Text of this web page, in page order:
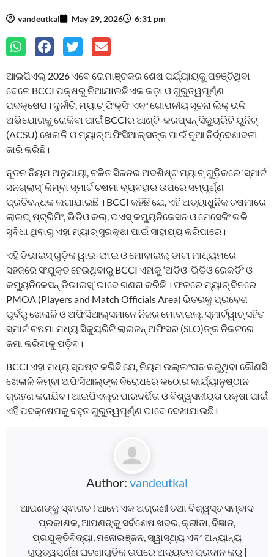
vandeutkal May 29, 2026 6:31 pm
ଆଇପିଏଲ୍ 2026 ଏବେ ରୋମାଞ୍ଚକର ଶେଷ ପର୍ଯ୍ୟାୟକୁ ପହଞ୍ଚିଥିବା
ବେଳେ BCCI ପକ୍ଷରୁ ନିଆଯାଇଛି ଏକ କଡ଼ା ଓ ଗୁରୁତ୍ୱପୂର୍ଣ୍ଣ
ପଦକ୍ଷେପ। ଦୁର୍ନୀତି, ମ୍ୟାଚ୍ ଫିକ୍ସିଂ ଏବଂ ଗୋପନୀୟ ସୂଚନା ଲିକ୍ ଭଳି
ଅଭିଯୋଗକୁ ରୋକିବା ପାଇଁ BCCIର ଆଣ୍ଟି-କରପ୍ସନ୍ ସିକ୍ୟୁରିଟି ୟୁନିଟ୍
(ACSU) ଖେଳାଳି ଓ ମ୍ୟାଚ୍ ଅଫିସିଆଲ୍ସଙ୍କ ପାଇଁ ନୂଆ ନିର୍ଦ୍ଦେଶାବଳୀ
ଜାରି କରିଛି।
ନୂତନ ନିୟମ ଅନୁଯାୟୀ, ଚଳିତ ସିଜନର ଅବଶିଷ୍ଟ ମ୍ୟାଚ୍‌ ଗୁଡ଼ିକରେ ‘ସ୍ମାର୍ଟ
ସନଗ୍ଲାସ୍’ କିମ୍ବା ସ୍ମାର୍ଟ ଚଷମା ବ୍ୟବହାର ଉପରେ ସମ୍ପୂର୍ଣ୍ଣ
ପ୍ରତିବନ୍ଧକ ଲଗାଯାଇଛି । BCCI କହିଛି ଯେ, ଏହି ଅତ୍ୟାଧୁନିକ ଚଷମାରେ
ଲାଇଭ୍ ଷ୍ଟ୍ରିମିଂ, ଭିଡିଓ କଲ୍, ଭଏସ୍ କମ୍ୟୁନିକେସନ ଓ ମେସେଜିଂ ଭଳି
ସୁବିଧା ଥିବାରୁ ଏହା ମ୍ୟାଚ୍ ସୁରକ୍ଷା ପାଇଁ ସାହାଯ୍ୟ କରିପାରେ।
ଏହି ଡିଭାଇସ୍‌ ଗୁଡ଼ିକ ୱାଇ-ଫାଇ ଓ ମୋବାଇଲ୍ ଡାଟା ମାଧ୍ୟମରେ
ସହଜରେ ସଂଯୁକ୍ତ ହେଉଥିବାରୁ BCCI ଏହାକୁ ‘ଅଡିଓ-ଭିଡିଓ ରେକର୍ଡିଂ ଓ
କମ୍ୟୁନିକେସନ୍ ଡିଭାଇସ୍’ ଭାବେ ଗଣନା କରିଛି । ଫଳରେ ମ୍ୟାଚ୍ ଦିନରେ
PMOA (Players and Match Officials Area) ଭିତରକୁ ପ୍ରବେଶ
ପୂର୍ବରୁ ଖେଳାଳି ଓ ଅଫିସିଆଲ୍ସମାନେ ନିଜର ମୋବାଇଲ୍, ସ୍ମାର୍ଟୱାଚ୍ ସହିତ
ସ୍ମାର୍ଟ ଚଷମା ମଧ୍ୟ ସିକ୍ୟୁରିଟି ଲାଇଜନ୍ ଅଫିସର (SLO)ଙ୍କ ନିକଟରେ
ଜମା କରିବାକୁ ପଡ଼ିବ।
BCCI ଏହା ମଧ୍ୟ ସ୍ପଷ୍ଟ କରିଛି ଯେ, ନିୟମ ଉଲ୍ଲଂଘନ କରୁଥିବା କୌଣସି
ଖେଳାଳି କିମ୍ବା ଅଫିସିଆଲ୍‌ଙ୍କ ବିରୋଧରେ କଠୋର କାର୍ଯ୍ୟାନୁଷ୍ଠାନ
ଗ୍ରହଣ କରାଯିବ। ଆଇପିଏଲ୍‌ର ପାରଦର୍ଶିତା ଓ ବିଶ୍ୱସନୀୟତା ରକ୍ଷା ପାଇଁ
ଏହି ପଦକ୍ଷେପକୁ ବହୁତ ଗୁରୁତ୍ୱପୂର୍ଣ୍ଣ ଭାବେ ଦେଖାଯାଉଛି।
Author: vandeutkal
ଆପଣଙ୍କୁ ସ୍ଵାଗତ ! ଆମେ ଏକ ଅଗ୍ରଣୀ ତଥା ବିଶ୍ୱସ୍ତ ସମ୍ବାଦ
ପ୍ରକାଶକ, ଆପଣଙ୍କୁ ସର୍ବଶେଷ ଖବର, କ୍ରୀଡା, ବିଜ୍ଞାନ,
ପ୍ରଯୁକ୍ତିବିଦ୍ୟା, ମନୋରଞ୍ଜନ, ସ୍ୱାସ୍ଥ୍ୟ ଏବଂ ଅନ୍ୟାନ୍ୟ
ଗୁରୁତ୍ୱପୂର୍ଣ୍ଣ ଘଟଣାଗୁଡ଼ିକ ଉପରେ ଅଦ୍ୟତନ ପ୍ରଦାନ କରୁ |